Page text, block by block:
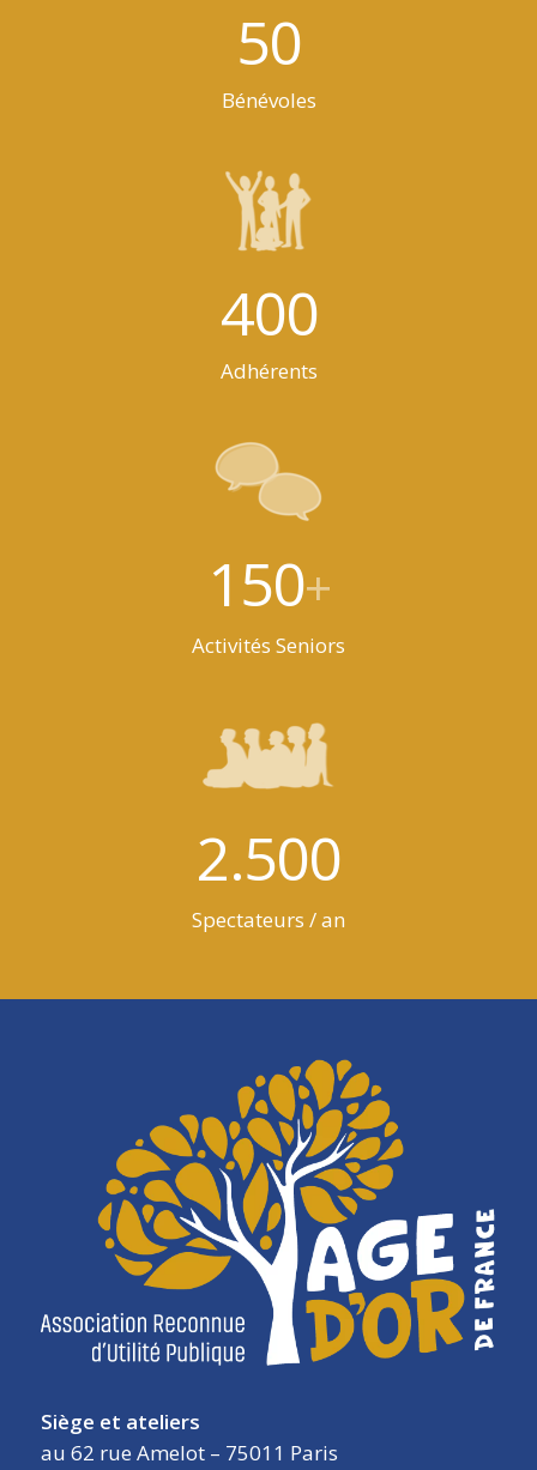
50
Bénévoles
400
Adhérents
150+
Activités Seniors
2.500
Spectateurs / an
Siège et ateliers
au 62 rue Amelot – 75011 Paris